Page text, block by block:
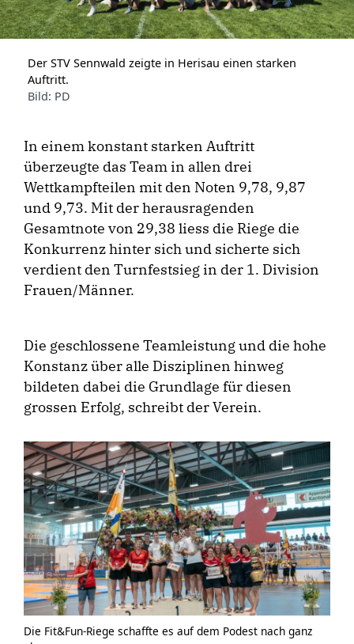
Der STV Sennwald zeigte in Herisau einen starken
Auftritt.
Bild: PD
In einem konstant starken Auftritt
überzeugte das Team in allen drei
Wettkampfteilen mit den Noten 9,78, 9,87
und 9,73. Mit der herausragenden
Gesamtnote von 29,38 liess die Riege die
Konkurrenz hinter sich und sicherte sich
verdient den Turnfestsieg in der 1. Division
Frauen/Männer.
Die geschlossene Teamleistung und die hohe
Konstanz über alle Disziplinen hinweg
bildeten dabei die Grundlage für diesen
grossen Erfolg, schreibt der Verein.
Die Fit&Fun-Riege schaffte es auf dem Podest nach ganz